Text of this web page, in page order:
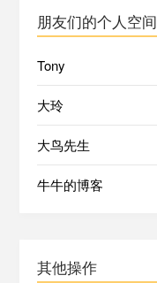
朋友们的个人空间
Tony
大玲
大鸟先生
牛牛的博客
其他操作